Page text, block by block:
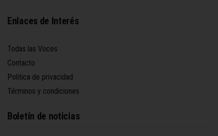
Enlaces de Interés
Todas las Voces
Contacto
Política de privacidad
Términos y condiciones
Boletín de noticias